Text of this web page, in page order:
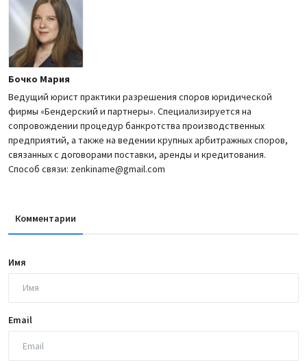
Бочко Мария
Ведущий юрист практики разрешения споров юридической
фирмы «Бендерский и партнеры». Специализируется на
сопровождении процедур банкротства производственных
предприятий, а также на ведении крупных арбитражных споров,
связанных с договорами поставки, аренды и кредитования.
Способ связи: zenkiname@gmail.com
Комментарии
Имя
Email